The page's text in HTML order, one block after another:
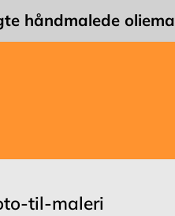
håndmalede
til-maleri